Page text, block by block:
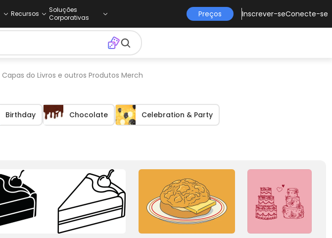
Recursos
Soluções
Corporativas
Preços Inscrever-seConecte-se
do Livros e outros Produtos Merch
Birthday Chocolate Celebration & Party